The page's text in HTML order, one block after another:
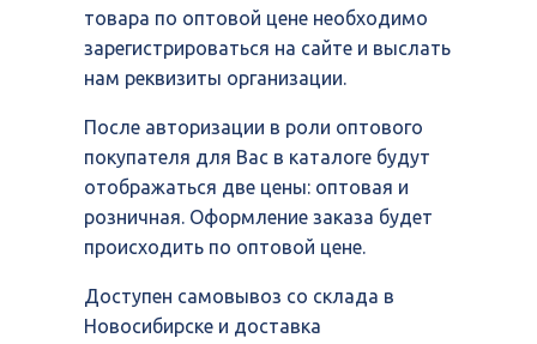
товара по оптовой цене необходимо
зарегистрироваться на сайте и выслать
нам реквизиты организации.
После авторизации в роли оптового
покупателя для Вас в каталоге будут
отображаться две цены: оптовая и
розничная. Оформление заказа будет
происходить по оптовой цене.
Доступен самовывоз со склада в
Новосибирске и доставка